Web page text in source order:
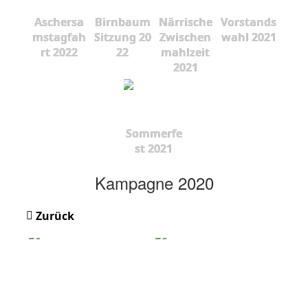
Aschersa
mstagfah
rt 2022
Birnbaum
Sitzung 20
22
Närrische
Zwischen
mahlzeit
2021
Vorstands
wahl 2021
Sommerfe
st 2021
Kampagne 2020
Zurück